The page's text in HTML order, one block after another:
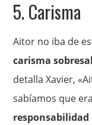
5. Carisma
Aitor no iba de
carisma
detalla Xavier,
sabíamos que